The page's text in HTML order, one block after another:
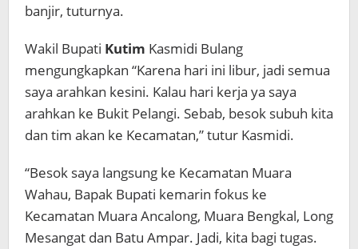
banjir, tuturnya.
Wakil Bupati Kutim Kasmidi Bulang
mengungkapkan “Karena hari ini libur, jadi semua
saya arahkan kesini. Kalau hari kerja ya saya
arahkan ke Bukit Pelangi. Sebab, besok subuh kita
dan tim akan ke Kecamatan,” tutur Kasmidi.
“Besok saya langsung ke Kecamatan Muara
Wahau, Bapak Bupati kemarin fokus ke
Kecamatan Muara Ancalong, Muara Bengkal, Long
Mesangat dan Batu Ampar. Jadi, kita bagi tugas.